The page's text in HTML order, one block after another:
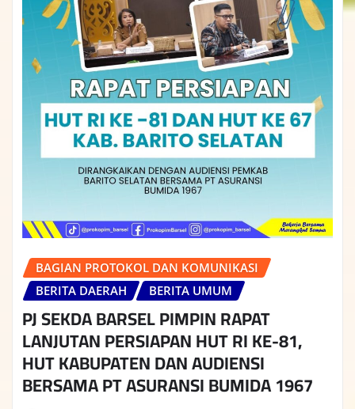
BAGIAN PROTOKOL DAN KOMUNIKASI
BERITA DAERAH
BERITA UMUM
PJ SEKDA BARSEL PIMPIN RAPAT
LANJUTAN PERSIAPAN HUT RI KE-81,
HUT KABUPATEN DAN AUDIENSI
BERSAMA PT ASURANSI BUMIDA 1967